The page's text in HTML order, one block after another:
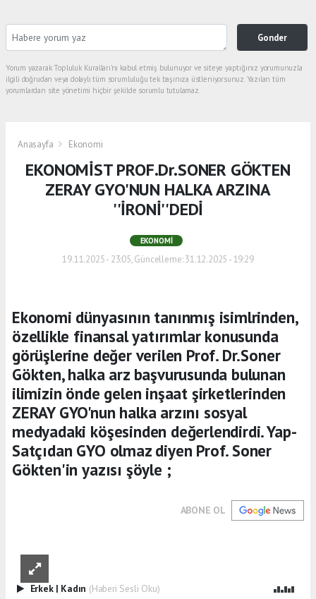
Gonder
Yorum yazarak Topluluk Kuralları’nı kabul etmiş bulunuyor ve siteye yaptığınız yorumunuzla
ilgili doğrudan veya dolaylı tüm sorumluluğu tek başınıza üstleniyorsunuz. Yazılan tüm
yorumlardan site yönetimi hiçbir şekilde sorumlu tutulamaz.
Anasayfa Ekonomi
EKONOMİST PROF.Dr.SONER GÖKTEN
ZERAY GYO'NUN HALKA ARZINA
''İRONİ''DEDİ
EKONOMI
19.11.2025 - 23:05, Güncelleme: 31.12.2025 - 19:29
Ekonomi dünyasının tanınmış isimlrinden,
özellikle finansal yatırımlar konusunda
görüşlerine değer verilen Prof. Dr.Soner
Gökten, halka arz başvurusunda bulunan
ilimizin önde gelen inşaat şirketlerinden
ZERAY GYO'nun halka arzını sosyal
medyadaki köşesinden değerlendirdi. Yap-
Satçıdan GYO olmaz diyen Prof. Soner
Gökten'in yazısı şöyle ;
ABONE OL
Erkek | Kadın (Haberi Sesli Oku)